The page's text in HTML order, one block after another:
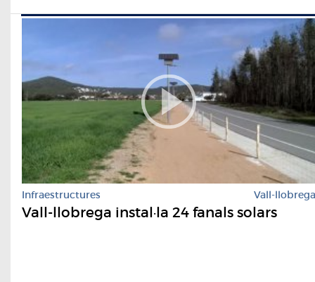
Infraestructures Vall-llobrega
Vall-llobrega instal·la 24 fanals solars